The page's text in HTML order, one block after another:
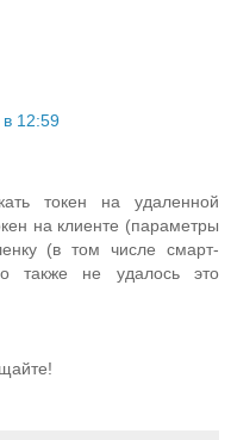
в 12:59
токен на удаленной
на клиенте (параметры
(в том числе смарт-
также не удалось это